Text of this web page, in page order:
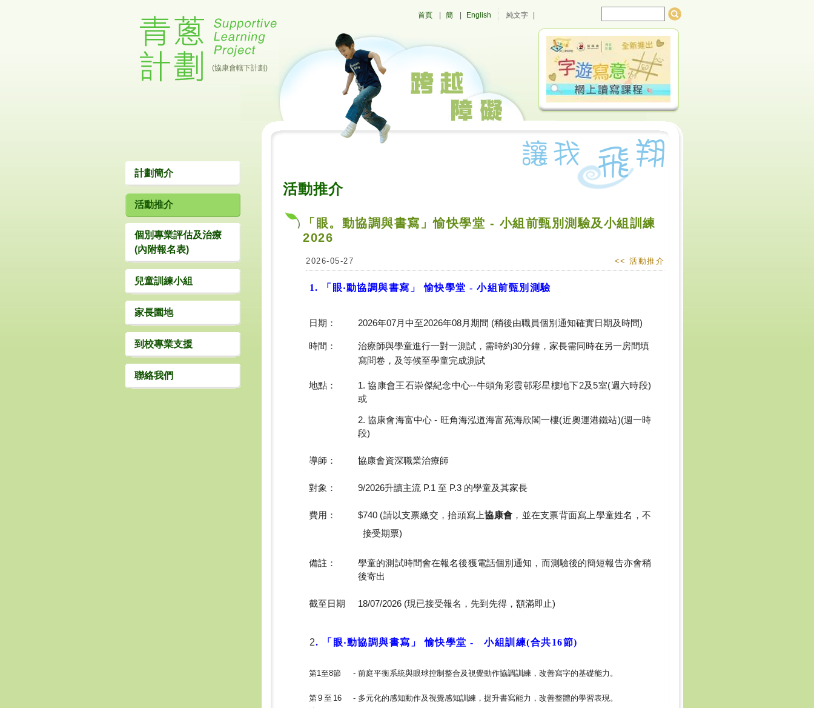
(協康會轄下計劃)
首頁 簡 English 純文字
計劃簡介
活動推介
個別專業評估及治療
(內附報名表)
兒童訓練小組
家長園地
到校專業支援
聯絡我們
活動推介
「眼。動協調與書寫」愉快學堂 - 小組前甄別測驗及小組訓練
2026
2026-05-27 << 活動推介
1. 「眼‧動協調與書寫」 愉快學堂 - 小組前甄別測驗
日期： 2026年07月中至2026年08月期間 (稍後由職員個別通知確實日期及時間)
時間：
治療師與學童進行一對一測試，需時約30分鐘，家長需同時在另一房間填
寫問卷，及等候至學童完成測試
地點：
1. 協康會王石崇傑紀念中心--牛頭角彩霞邨彩星樓地下2及5室(週六時段)
或
2. 協康會海富中心 - 旺角海泓道海富苑海欣閣一樓(近奧運港鐵站)(週一時
段)
導師： 協康會資深職業治療師
對象： 9/2026升讀主流 P.1 至 P.3 的學童及其家長
費用： $740 (請以支票繳交，抬頭寫上協康會 ，並在支票背面寫上學童姓名，不
接受期票)
備註：
學童的測試時間會在報名後獲電話個別通知，而測驗後的簡短報告亦會稍
後寄出
截至日期 18/07/2026 (現已接受報名，先到先得，額滿即止)
2. 「眼‧動協調與書寫」 愉快學堂 - 小組訓練(合共16節)
第1至8節 - 前庭平衡系統與眼球控制整合及視覺動作協調訓練，改善寫字的基礎能力。
第9至16
- 多元化的感知動作及視覺感知訓練，提升書寫能力，改善整體的學習表現。